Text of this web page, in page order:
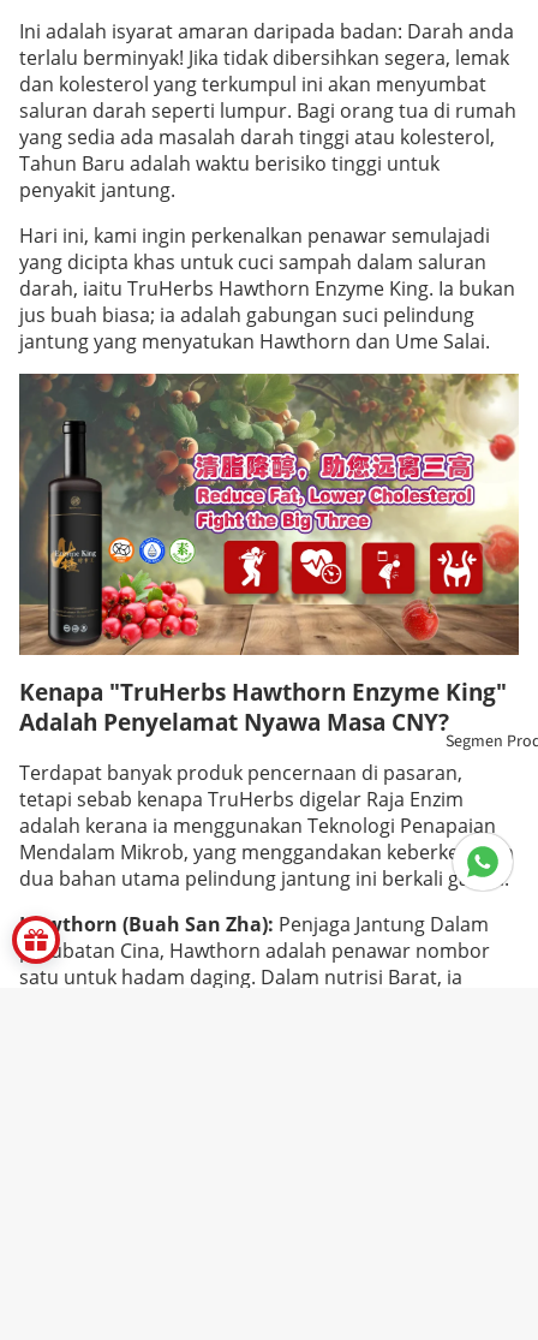
Segmen
Ini adalah isyarat amaran daripada badan: Darah anda
terlalu berminyak! Jika tidak dibersihkan segera, lemak
dan kolesterol yang terkumpul ini akan menyumbat
saluran darah seperti lumpur. Bagi orang tua di rumah
yang sedia ada masalah darah tinggi atau kolesterol,
Tahun Baru adalah waktu berisiko tinggi untuk
penyakit jantung.
Hari ini, kami ingin perkenalkan penawar semulajadi
yang dicipta khas untuk cuci sampah dalam saluran
darah, iaitu TruHerbs Hawthorn Enzyme King. Ia bukan
jus buah biasa; ia adalah gabungan suci pelindung
jantung yang menyatukan Hawthorn dan Ume Salai.
Kenapa "TruHerbs Hawthorn Enzyme King"
Adalah Penyelamat Nyawa Masa CNY?
Terdapat banyak produk pencernaan di pasaran,
tetapi sebab kenapa TruHerbs digelar Raja Enzim
adalah kerana ia menggunakan Teknologi Penapaian
Mendalam Mikrob, yang menggandakan keberkesanan
dua bahan utama pelindung jantung ini berkali ganda.
Hawthorn (Buah San Zha): Penjaga Jantung Dalam
perubatan Cina, Hawthorn adalah penawar nombor
satu untuk hadam daging. Dalam nutrisi Barat, ia